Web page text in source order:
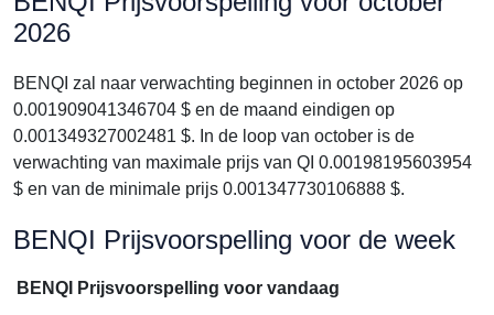
2026
BENQI zal naar verwachting beginnen in october 2026 op
0.001909041346704 $ en de maand eindigen op
0.001349327002481 $. In de loop van october is de
verwachting van maximale prijs van QI 0.00198195603954
$ en van de minimale prijs 0.001347730106888 $.
BENQI Prijsvoorspelling voor de week
BENQI Prijsvoorspelling voor vandaag